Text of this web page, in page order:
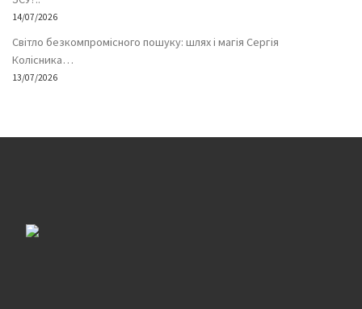
14/07/2026
Світло безкомпромісного пошуку: шлях і магія Сергія
Колісника…
13/07/2026